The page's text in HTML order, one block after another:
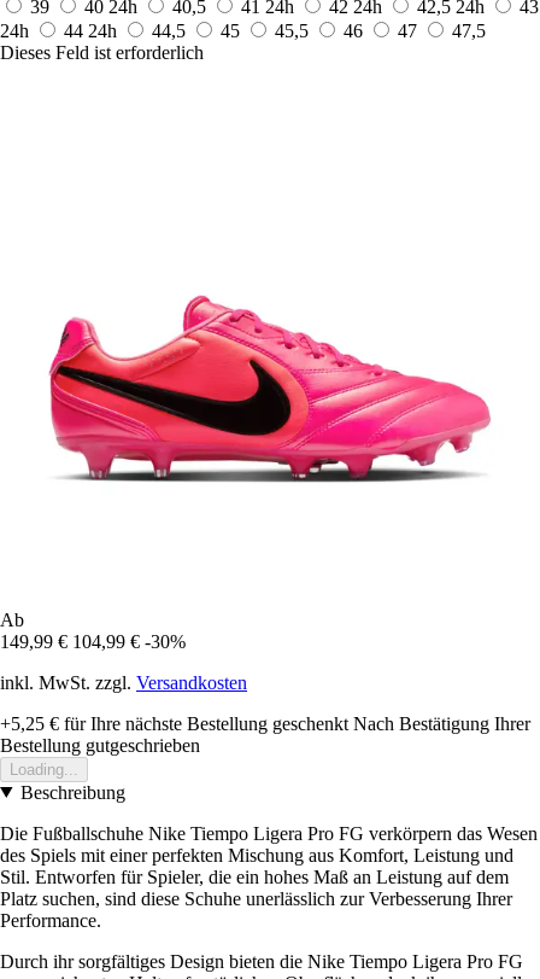
39
40 24h 40,5 41 24h 42 24h 42,5 24h
43
24h
44 24h 44,5 45 45,5 46 47
47,5
Dieses Feld ist erforderlich
Ab
149,99 € 104,99 € -30%
inkl. MwSt. zzgl. Versandkosten
+5,25 € für Ihre nächste Bestellung geschenkt Nach Bestätigung Ihrer
Bestellung gutgeschrieben
Loading...
Beschreibung
Die Fußballschuhe Nike Tiempo Ligera Pro FG verkörpern das Wesen
des Spiels mit einer perfekten Mischung aus Komfort, Leistung und
Stil. Entworfen für Spieler, die ein hohes Maß an Leistung auf dem
Platz suchen, sind diese Schuhe unerlässlich zur Verbesserung Ihrer
Performance.
Durch ihr sorgfältiges Design bieten die Nike Tiempo Ligera Pro FG